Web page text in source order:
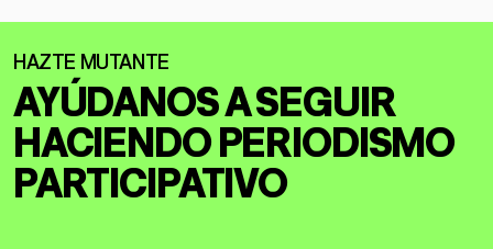
AYÚDANOS A SEGUIR
HACIENDOPERIODISMO
PARTICIPATIVO